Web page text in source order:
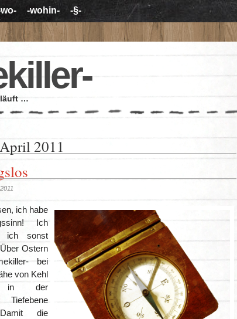
-wohin- -§-
…
2011
ich habe
Ich
ich sonst
Ostern
bei
von Kehl
in der
Tiefebene
die